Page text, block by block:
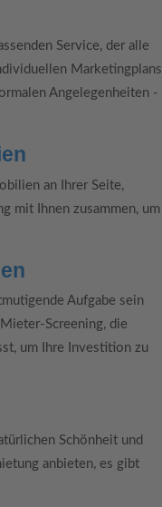
Service, der alle
Marketingplans
Angelegenheiten -
an Ihrer Seite,
mit Ihnen zusammen, um
Aufgabe sein
Screening, die
um Ihre Investition zu
Schönheit und
anbieten, es gibt